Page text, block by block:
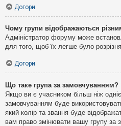
Догори
Чому групи відображаються
Адміністратор форуму може
для того, щоб їх легше було
Догори
Що таке група за замовчуванням?
Якщо ви є учасником більш ніж
замовчуванням буде
який колір та звання буде
вам право змінювати вашу групу за